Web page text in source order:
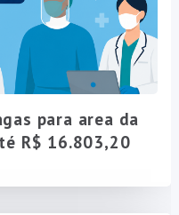
para area da
R$ 16.803,20